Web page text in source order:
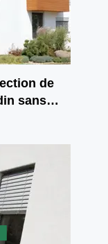
de
sans